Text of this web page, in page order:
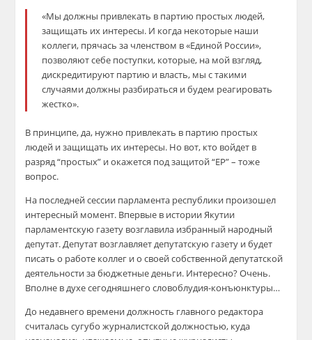
«Мы должны привлекать в партию простых людей,
защищать их интересы. И когда некоторые наши
коллеги, прячась за членством в «Единой России»,
позволяют себе поступки, которые, на мой взгляд,
дискредитируют партию и власть, мы с такими
случаями должны разбираться и будем реагировать
жестко».
В принципе, да, нужно привлекать в партию простых
людей и защищать их интересы. Но вот, кто войдет в
разряд “простых” и окажется под защитой “ЕР” – тоже
вопрос.
На последней сессии парламента республики произошел
интересный момент. Впервые в истории Якутии
парламентскую газету возглавила избранный народный
депутат. Депутат возглавляет депутатскую газету и будет
писать о работе коллег и о своей собственной депутатской
деятельности за бюджетные деньги. Интересно? Очень.
Вполне в духе сегодняшнего словоблудия-конъюнктуры…
До недавнего времени должность главного редактора
считалась сугубо журналистской должностью, куда